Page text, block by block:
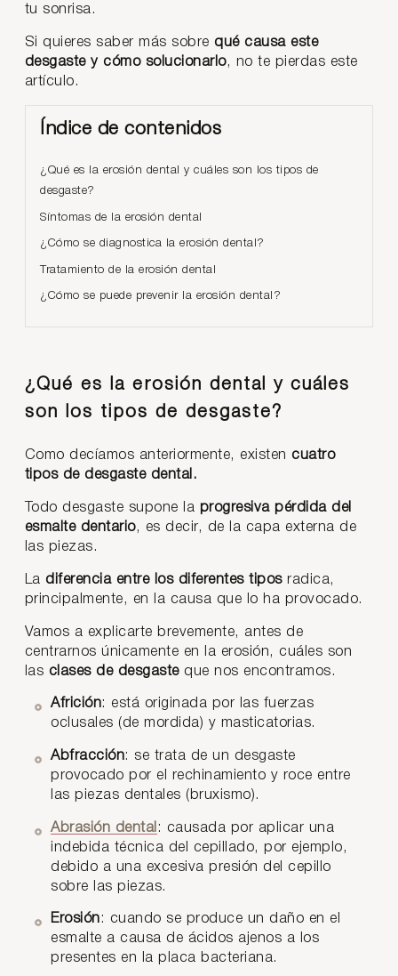
tu sonrisa.
Si quieres saber más sobre qué causa este
desgaste y cómo solucionarlo, no te pierdas este
artículo.
Índice de contenidos
¿Qué es la erosión dental y cuáles son los tipos de
desgaste?
Síntomas de la erosión dental
¿Cómo se diagnostica la erosión dental?
Tratamiento de la erosión dental
¿Cómo se puede prevenir la erosión dental?
¿Qué es la erosión dental y cuáles
son los tipos de desgaste?
Como decíamos anteriormente, existen cuatro
tipos de desgaste dental.
Todo desgaste supone la progresiva pérdida del
esmalte dentario, es decir, de la capa externa de
las piezas.
La diferencia entre los diferentes tiposradica,
principalmente, en la causa que lo ha provocado.
Vamos a explicarte brevemente, antes de
centrarnos únicamente en la erosión, cuáles son
las clases de desgasteque nos encontramos.
Africión: está originada por las fuerzas
oclusales (de mordida) y masticatorias.
Abfracción: se trata de un desgaste
provocado por el rechinamiento y roce entre
las piezas dentales (bruxismo).
Abrasión dental : causada por aplicar una
indebida técnica del cepillado, por ejemplo,
debido a una excesiva presión del cepillo
sobre las piezas.
Erosión: cuando se produce un daño en el
esmalte a causa de ácidos ajenos a los
presentes en la placa bacteriana.